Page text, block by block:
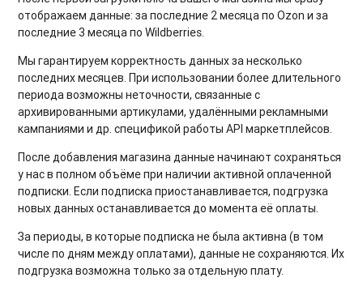
отображаем данные: за последние 2 месяца по Ozon и за
последние 3 месяца по Wildberries.
Мы гарантируем корректность данных за несколько
последних месяцев. При использовании более длительного
периода возможны неточности, связанные с
архивированными артикулами, удалёнными рекламными
кампаниями и др. спецификой работы API маркетплейсов.
После добавления магазина данные начинают сохраняться
у нас в полном объёме при наличии активной оплаченной
подписки. Если подписка приостанавливается, подгрузка
новых данных останавливается до момента её оплаты.
За периоды, в которые подписка не была активна (в том
числе по дням между оплатами), данные не сохраняются. Их
подгрузка возможна только за отдельную плату.